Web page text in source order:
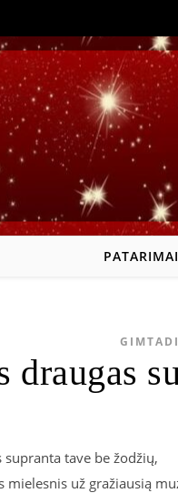
PATARIMAI
draugas
supranta tave be žodžių,
mielesnis už gražiausią